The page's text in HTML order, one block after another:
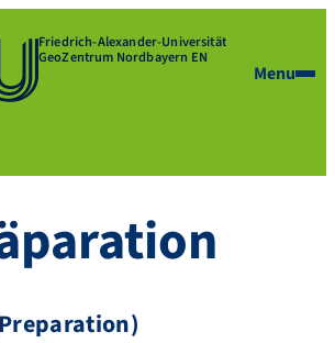
Friedrich-Alexander-Universität
GeoZentrum Nordbayern EN
Menu